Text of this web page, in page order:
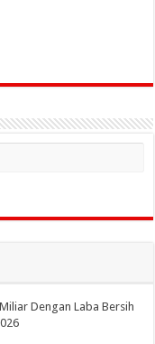
Dengan Laba Bersih